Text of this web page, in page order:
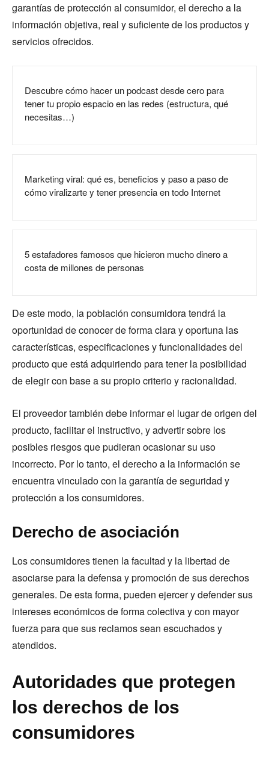
garantías de protección al consumidor, el derecho a la
información objetiva, real y suficiente de los productos y
servicios ofrecidos.
Descubre cómo hacer un podcast desde cero para
tener tu propio espacio en las redes (estructura, qué
necesitas…)
Marketing viral: qué es, beneficios y paso a paso de
cómo viralizarte y tener presencia en todo Internet
5 estafadores famosos que hicieron mucho dinero a
costa de millones de personas
De este modo, la población consumidora tendrá la
oportunidad de conocer de forma clara y oportuna las
características, especificaciones y funcionalidades del
producto que está adquiriendo para tener la posibilidad
de elegir con base a su propio criterio y racionalidad.
El proveedor también debe informar el lugar de origen del
producto, facilitar el instructivo, y advertir sobre los
posibles riesgos que pudieran ocasionar su uso
incorrecto. Por lo tanto, el derecho a la información se
encuentra vinculado con la garantía de seguridad y
protección a los consumidores.
Derecho de asociación
Los consumidores tienen la facultad y la libertad de
asociarse para la defensa y promoción de sus derechos
generales. De esta forma, pueden ejercer y defender sus
intereses económicos de forma colectiva y con mayor
fuerza para que sus reclamos sean escuchados y
atendidos.
Autoridades que protegen
los derechos de los
consumidores